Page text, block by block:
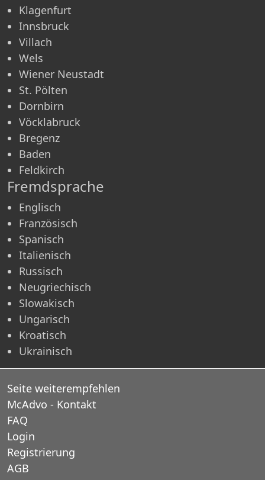
Klagenfurt
Innsbruck
Villach
Wels
Wiener Neustadt
St. Pölten
Dornbirn
Vöcklabruck
Bregenz
Baden
Feldkirch
Fremdsprache
Englisch
Französisch
Spanisch
Italienisch
Russisch
Neugriechisch
Slowakisch
Ungarisch
Kroatisch
Ukrainisch
Seite weiterempfehlen
McAdvo - Kontakt
FAQ
Login
Registrierung
AGB